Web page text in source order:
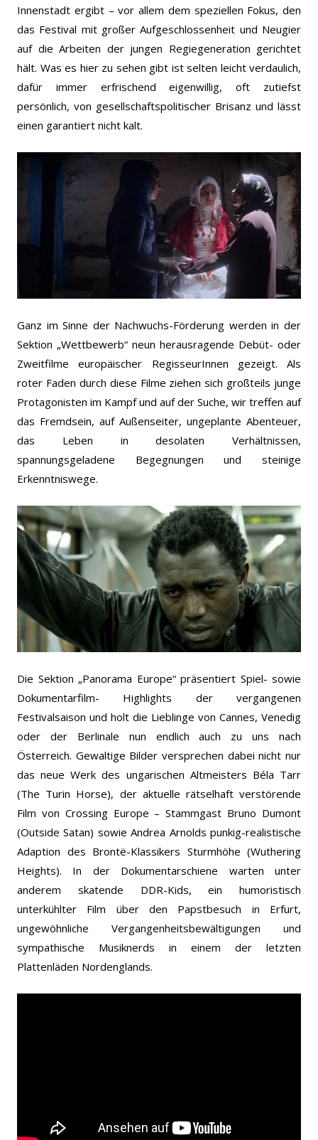
Innenstadt ergibt – vor allem dem speziellen Fokus, den
das Festival mit großer Aufgeschlossenheit und Neugier
auf die Arbeiten der jungen Regiegeneration gerichtet
hält. Was es hier zu sehen gibt ist selten leicht verdaulich,
dafür immer erfrischend eigenwillig, oft zutiefst
persönlich, von gesellschaftspolitischer Brisanz und lässt
einen garantiert nicht kalt.
Ganz im Sinne der Nachwuchs-Förderung werden in der
Sektion „Wettbewerb“ neun herausragende Debüt- oder
Zweitfilme europäischer RegisseurInnen gezeigt. Als
roter Faden durch diese Filme ziehen sich großteils junge
Protagonisten im Kampf und auf der Suche, wir treffen auf
das Fremdsein, auf Außenseiter, ungeplante Abenteuer,
das Leben in desolaten Verhältnissen,
spannungsgeladene Begegnungen und steinige
Erkenntniswege.
Die Sektion „Panorama Europe“ präsentiert Spiel- sowie
Dokumentarfilm- Highlights der vergangenen
Festivalsaison und holt die Lieblinge von Cannes, Venedig
oder der Berlinale nun endlich auch zu uns nach
Österreich. Gewaltige Bilder versprechen dabei nicht nur
das neue Werk des ungarischen Altmeisters Béla Tarr
(The Turin Horse), der aktuelle rätselhaft verstörende
Film von Crossing Europe – Stammgast Bruno Dumont
(Outside Satan) sowie Andrea Arnolds punkig-realistische
Adaption des Brontë-Klassikers Sturmhöhe (Wuthering
Heights). In der Dokumentarschiene warten unter
anderem skatende DDR-Kids, ein humoristisch
unterkühlter Film über den Papstbesuch in Erfurt,
ungewöhnliche Vergangenheitsbewältigungen und
sympathische Musiknerds in einem der letzten
Plattenläden Nordenglands.